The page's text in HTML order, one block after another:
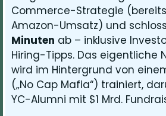
Commerce-Strategie
Amazon-Umsatz) und
Minuten ab – inklusive
Hiring-Tipps. Das eigentliche
wird im Hintergrund von
(„No Cap Mafia“) trainiert,
YC-Alumni mit $1 Mrd.